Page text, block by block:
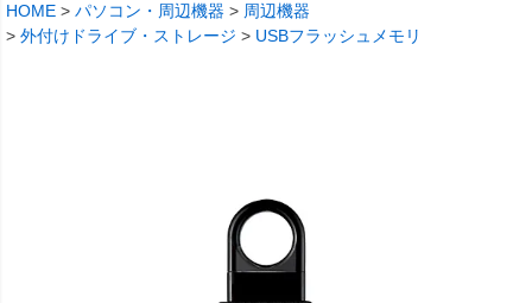
HOME パソコン・周辺機器
周辺機器
外付けドライブ・ストレージ
USBフラッシュメモリ